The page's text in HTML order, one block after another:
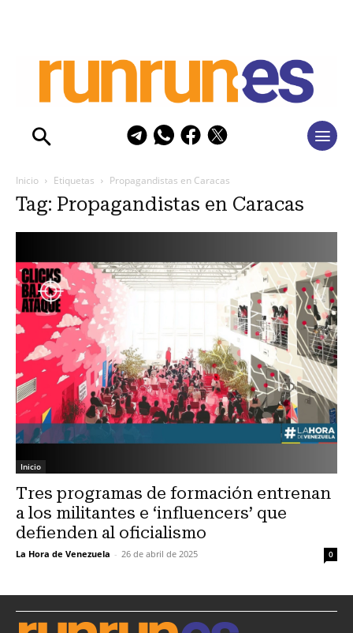
Inicio Etiquetas Propagandistas en Caracas
Tag: Propagandistas en Caracas
Inicio
Tres programas de formación entrenan
a los militantes e ‘influencers’ que
defienden al oficialismo
La Hora de Venezuela - 26 de abril de 2025 0